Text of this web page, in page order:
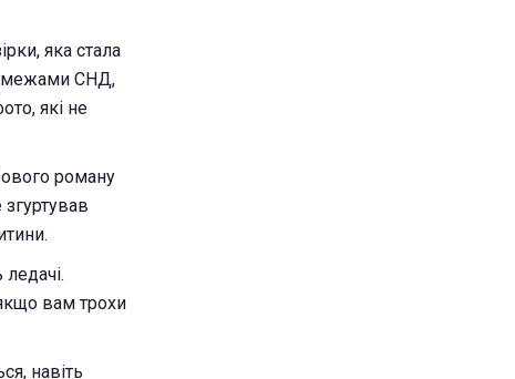
яка стала
межами СНД,
які не
роману
ледачі.
вам трохи
навіть